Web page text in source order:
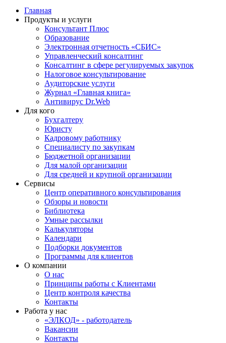
Главная
Продукты и услуги
Консультант Плюс
Образование
Электронная отчетность «СБИС»
Управленческий консалтинг
Консалтинг в сфере регулируемых закупок
Налоговое консультирование
Аудиторские услуги
Журнал «Главная книга»
Антивирус Dr.Web
Для кого
Бухгалтеру
Юристу
Кадровому работнику
Специалисту по закупкам
Бюджетной организации
Для малой организации
Для средней и крупной организации
Сервисы
Центр оперативного консультирования
Обзоры и новости
Библиотека
Умные рассылки
Калькуляторы
Календари
Подборки документов
Программы для клиентов
О компании
О нас
Принципы работы с Клиентами
Центр контроля качества
Контакты
Работа у нас
«ЭЛКОД» - работодатель
Вакансии
Контакты